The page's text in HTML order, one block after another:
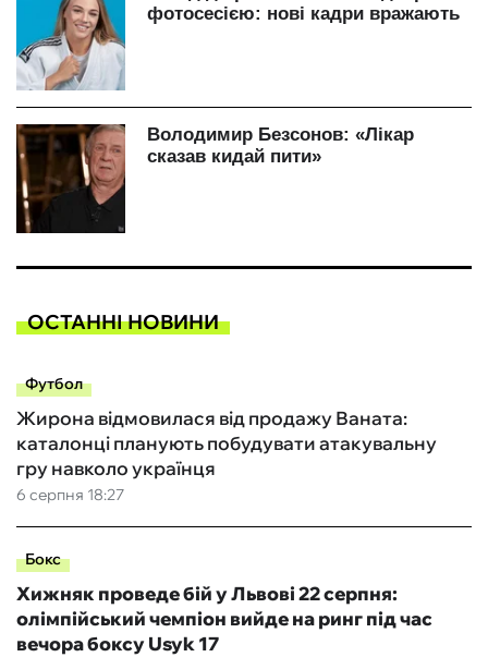
ОСТАННІ НОВИНИ
Футбол
6 серпня 18:27
Жирона відмовилася від продажу Ваната:
каталонці планують побудувати атакувальну
гру навколо українця
Бокс
Хижняк проведе бій у Львові 22 серпня:
олімпійський чемпіон вийде на ринг під час
вечора боксу Usyk 17